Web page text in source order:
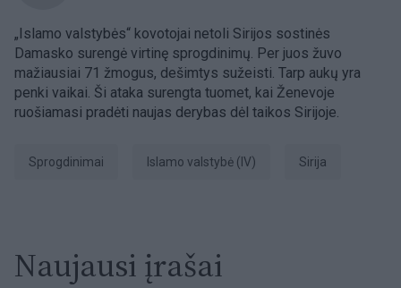
„Islamo valstybės“ kovotojai netoli Sirijos sostinės
Damasko surengė virtinę sprogdinimų. Per juos žuvo
mažiausiai 71 žmogus, dešimtys sužeisti. Tarp aukų yra
penki vaikai. Ši ataka surengta tuomet, kai Ženevoje
ruošiamasi pradėti naujas derybas dėl taikos Sirijoje.
sprogdinimai Islamo valstybė (IV) Sirija
Naujausi įrašai